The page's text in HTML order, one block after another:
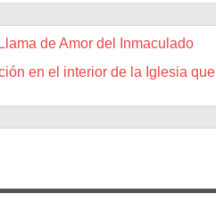
de Amor del Inmaculado
en el interior de la Iglesia que